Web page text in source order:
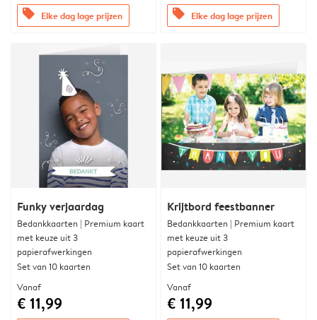
offers Elke dag lage prijzen offers Elke dag lage prijzen
Funky verjaardag
Bedankkaarten | Premium kaart
met keuze uit 3
papierafwerkingen
Set van 10 kaarten
Vanaf
€ 11,99
Krijtbord feestbanner
Bedankkaarten | Premium kaart
met keuze uit 3
papierafwerkingen
Set van 10 kaarten
Vanaf
€ 11,99